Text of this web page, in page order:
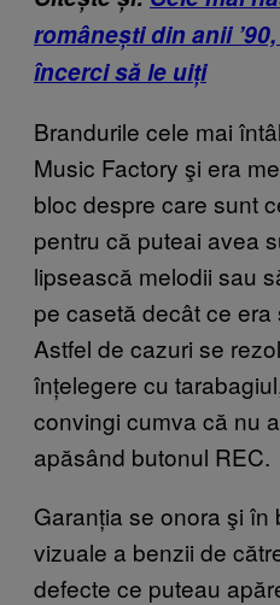
românești din anii
încerci să le uiți
Brandurile cele mai
Music Factory şi era
bloc despre care sunt
pentru că puteai avea
lipsească melodii sau
pe casetă decât ce
Astfel de cazuri se
înțelegere cu
convingi cumva că nu
apăsând butonul REC.
Garanția se onora şi în
vizuale a benzii de
defecte ce puteau